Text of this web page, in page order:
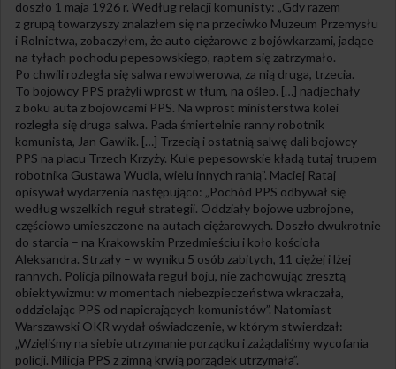
doszło 1 maja 1926 r. Według relacji komunisty: „Gdy razem
z grupą towarzyszy znalazłem się na przeciwko Muzeum Przemysłu
i Rolnictwa, zobaczyłem, że auto ciężarowe z bojówkarzami, jadące
na tyłach pochodu pepesowskiego, raptem się zatrzymało.
Po chwili rozległa się salwa rewolwerowa, za nią druga, trzecia.
To bojowcy PPS prażyli wprost w tłum, na oślep. […] nadjechały
z boku auta z bojowcami PPS. Na wprost ministerstwa kolei
rozległa się druga salwa. Pada śmiertelnie ranny robotnik
komunista, Jan Gawlik. […] Trzecią i ostatnią salwę dali bojowcy
PPS na placu Trzech Krzyży. Kule pepesowskie kładą tutaj trupem
robotnika Gustawa Wudla, wielu innych ranią”. Maciej Rataj
opisywał wydarzenia następująco: „Pochód PPS odbywał się
według wszelkich reguł strategii. Oddziały bojowe uzbrojone,
częściowo umieszczone na autach ciężarowych. Doszło dwukrotnie
do starcia – na Krakowskim Przedmieściu i koło kościoła
Aleksandra. Strzały – w wyniku 5 osób zabitych, 11 ciężej i lżej
rannych. Policja pilnowała reguł boju, nie zachowując zresztą
obiektywizmu: w momentach niebezpieczeństwa wkraczała,
oddzielając PPS od napierających komunistów”. Natomiast
Warszawski OKR wydał oświadczenie, w którym stwierdzał:
„Wzięliśmy na siebie utrzymanie porządku i zażądaliśmy wycofania
policji. Milicja PPS z zimną krwią porządek utrzymała”.